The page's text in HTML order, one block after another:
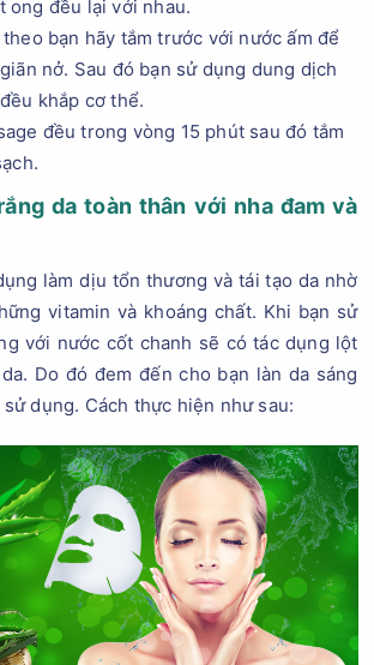
ong đều lại với nhau.
bạn hãy tắm trước với nước ấm để
nở. Sau đó bạn sử dụng dung dịch
khắp cơ thể.
đều trong vòng 15 phút sau đó tắm
da toàn thân với nha đam và
làm dịu tổn thương và tái tạo da nhờ
vitamin và khoáng chất. Khi bạn sử
với nước cốt chanh sẽ có tác dụng lột
Do đó đem đến cho bạn làn da sáng
dụng. Cách thực hiện như sau: